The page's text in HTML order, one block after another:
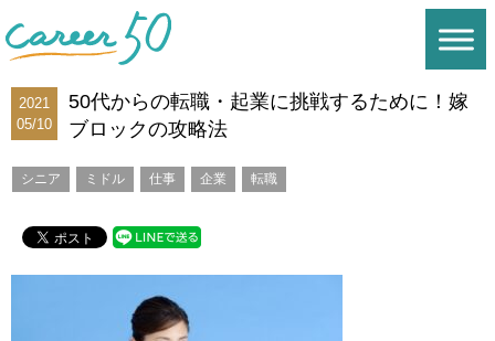
2021
05/10
50代からの転職・起業に挑戦するために！嫁
ブロックの攻略法
シニア ミドル 仕事 企業 転職